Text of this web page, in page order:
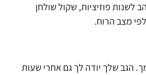
לשנות פוזיציות, שקול שולחן
מצב הרוח.
הגב שלך יודה לך גם אחרי שעות